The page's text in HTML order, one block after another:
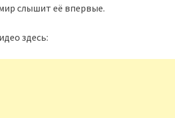
слышит её впервые.
здесь: